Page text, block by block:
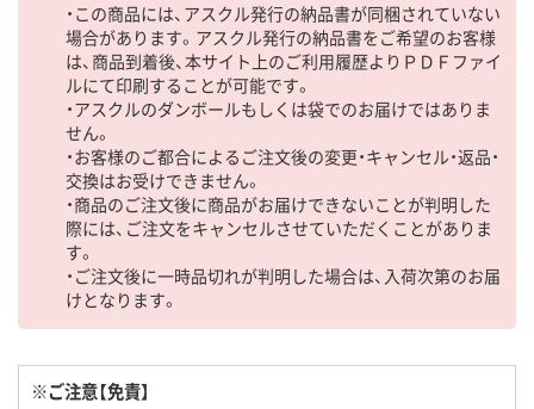
・この商品には、アスクル発行の納品書が同梱されていない
場合があります。アスクル発行の納品書をご希望のお客様
は、商品到着後、本サイト上のご利用履歴よりＰＤＦファイ
ルにて印刷することが可能です。
・アスクルのダンボールもしくは袋でのお届けではありま
せん。
・お客様のご都合によるご注文後の変更・キャンセル・返品・
交換はお受けできません。
・商品のご注文後に商品がお届けできないことが判明した
際には、ご注文をキャンセルさせていただくことがありま
す。
・ご注文後に一時品切れが判明した場合は、入荷次第のお届
けとなります。
※ご注意【免責】